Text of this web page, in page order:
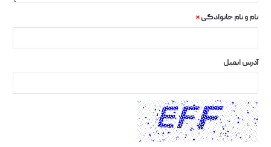
نام و نام خانوادگی*
آدرس ایمیل